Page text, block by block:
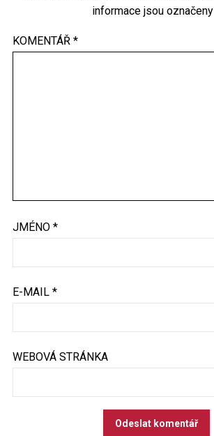
informace jsou označeny
KOMENTÁŘ *
JMÉNO *
E-MAIL *
WEBOVÁ STRÁNKA